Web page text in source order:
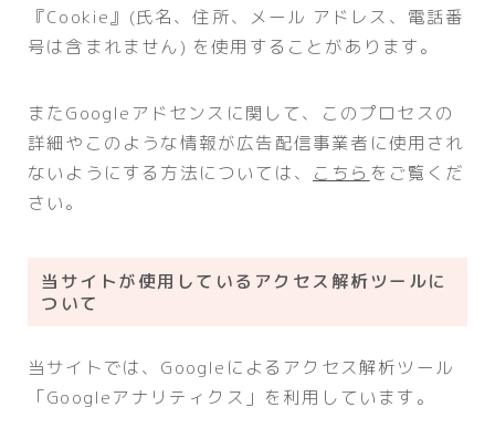
『Cookie』(氏名、住所、メール アドレス、電話番
号は含まれません) を使用することがあります。
またGoogleアドセンスに関して、このプロセスの
詳細やこのような情報が広告配信事業者に使用され
ないようにする方法については、 こちら をご覧くだ
さい。
当サイトが使用しているアクセス解析ツールに
ついて
当サイトでは、Googleによるアクセス解析ツール
「Googleアナリティクス」を利用しています。